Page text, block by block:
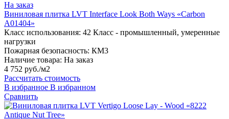
На заказ
Виниловая плитка LVT Interface Look Both Ways «Carbon
A01404»
Класс использования: 42 Класс - промышленный, умеренные
нагрузки
Пожарная безопасность: КМ3
Наличие товара: На заказ
4 752 руб./м2
Рассчитать стоимость
В избранное В избранном
Сравнить